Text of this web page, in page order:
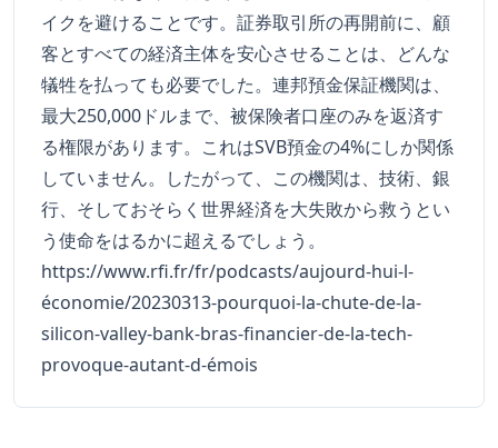
イクを避けることです。証券取引所の再開前に、顧
客とすべての経済主体を安心させることは、どんな
犠牲を払っても必要でした。連邦預金保証機関は、
最大250,000ドルまで、被保険者口座のみを返済す
る権限があります。これはSVB預金の4%にしか関係
していません。したがって、この機関は、技術、銀
行、そしておそらく世界経済を大失敗から救うとい
う使命をはるかに超えるでしょう。
https://www.rfi.fr/fr/podcasts/aujourd-hui-l-
économie/20230313-pourquoi-la-chute-de-la-
silicon-valley-bank-bras-financier-de-la-tech-
provoque-autant-d-émois